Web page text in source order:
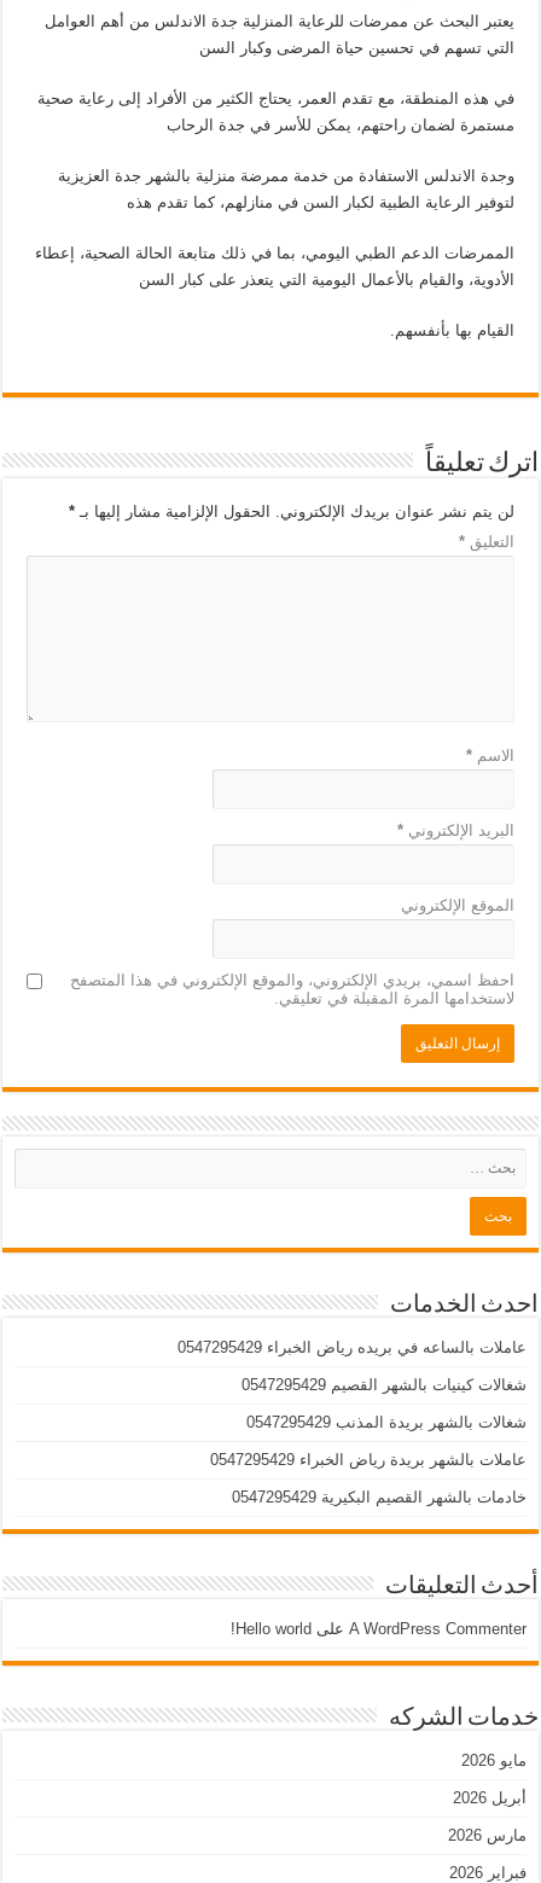
يعتبر البحث عن ممرضات للرعاية المنزلية جدة الاندلس من أهم العوامل
التي تسهم في تحسين حياة المرضى وكبار السن
في هذه المنطقة، مع تقدم العمر، يحتاج الكثير من الأفراد إلى رعاية صحية
مستمرة لضمان راحتهم، يمكن للأسر في جدة الرحاب
وجدة الاندلس الاستفادة من خدمة ممرضة منزلية بالشهر جدة العزيزية
لتوفير الرعاية الطبية لكبار السن في منازلهم، كما تقدم هذه
الممرضات الدعم الطبي اليومي، بما في ذلك متابعة الحالة الصحية، إعطاء
الأدوية، والقيام بالأعمال اليومية التي يتعذر على كبار السن
القيام بها بأنفسهم.
اترك تعليقاً
لن يتم نشر عنوان بريدك الإلكتروني. الحقول الإلزامية مشار إليها بـ*
التعليق*
الاسم*
البريد الإلكتروني*
الموقع الإلكتروني
احفظ اسمي، بريدي الإلكتروني، والموقع الإلكتروني في هذا المتصفح
لاستخدامها المرة المقبلة في تعليقي.
احدث الخدمات
عاملات بالساعه في بريده رياض الخبراء 0547295429
شغالات كينيات بالشهر القصيم 0547295429
شغالات بالشهر بريدة المذنب 0547295429
عاملات بالشهر بريدة رياض الخبراء 0547295429
خادمات بالشهر القصيم البكيرية 0547295429
أحدث التعليقات
A WordPress Commenter على Hello world!
خدمات الشركه
مايو 2026
أبريل 2026
مارس 2026
فبراير 2026